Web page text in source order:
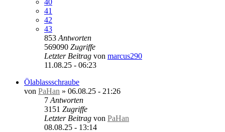
41
42
43
853 Antworten
569090 Zugriffe
Letzter Beitrag von marcus290
11.08.25 - 06:23
Ölablassschraube
von PaHan » 06.08.25 - 21:26
7 Antworten
3151 Zugriffe
Letzter Beitrag von PaHan
08.08.25 - 13:14